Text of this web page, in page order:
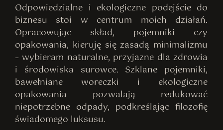
Odpowiedzialne i ekologiczne podejście do
biznesu stoi w centrum moich działań.
Opracowując skład, pojemniki czy
opakowania, kieruję się zasadą minimalizmu
– wybieram naturalne, przyjazne dla zdrowia
i środowiska surowce. Szklane pojemniki,
bawełniane woreczki i ekologiczne
opakowania pozwalają redukować
niepotrzebne odpady, podkreślając filozofię
świadomego luksusu.